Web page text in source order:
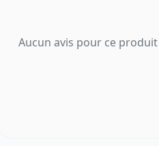
Aucun avis pour ce